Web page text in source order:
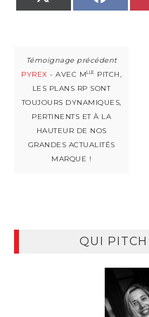
PYREX - AVEC MLLE
PITCH,
LES PLANS RP SONT
TOUJOURS DYNAMIQUES,
PERTINENTS ET À LA
HAUTEUR DE NOS
GRANDES ACTUALITÉS
MARQUE !
QUI